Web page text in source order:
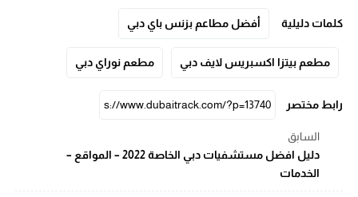
كلمات دليلية أفضل مطاعم بزنس باي دبي
مطعم بيتزا اكسبريس لايف دبي مطعم نوراي دبي
رابط مختصر
السابق
دليل افضل مستشفيات دبي الخاصة 2022 – المواقع –
الخدمات